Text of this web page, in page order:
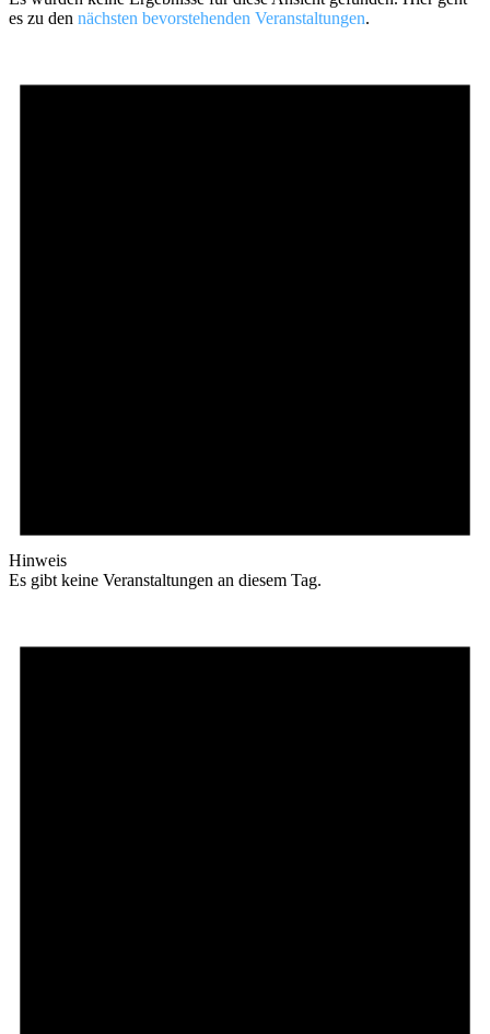
es zu den nächsten bevorstehenden Veranstaltungen.
Hinweis
Es gibt keine Veranstaltungen an diesem Tag.